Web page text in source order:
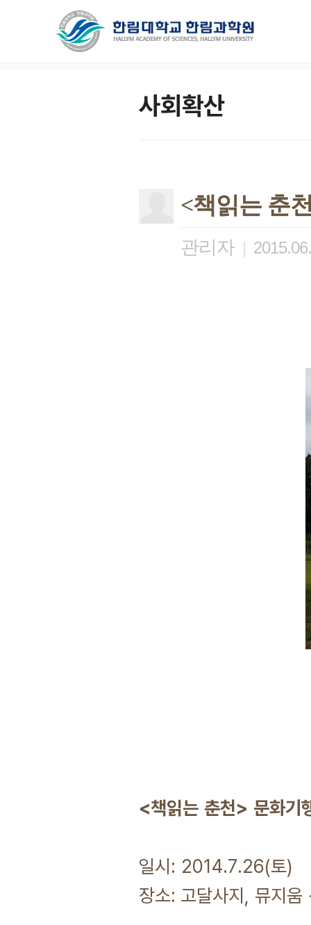
사회확산
<책읽는 춘
관리자 |
<책읽는 춘천> 문화기
일시: 2014.7.26(토)
장소: 고달사지, 뮤지움